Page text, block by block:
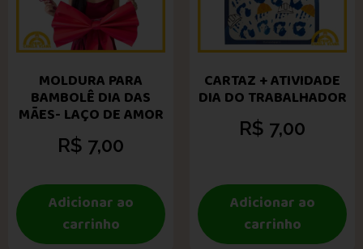
MOLDURA PARA
BAMBOLÊ DIA DAS
MÃES- LAÇO DE AMOR
R$ 7,00
Adicionar ao
carrinho
CARTAZ + ATIVIDADE
DIA DO TRABALHADOR
R$ 7,00
Adicionar ao
carrinho